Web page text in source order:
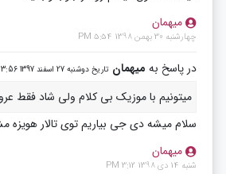
میهمان
چهارشنبه 30 بهمن 1398 5:54 PM
در پاسخ به میهمان تاریخ دوشنبه 27 اسفند 1397 3:56 PM
میتونیم با موزیک بی کلام ولی شاد فقط
سلام میشه دی جی بیاریم توی تالار هویزه
میهمان
شنبه 14 دی 1398 3:12 PM